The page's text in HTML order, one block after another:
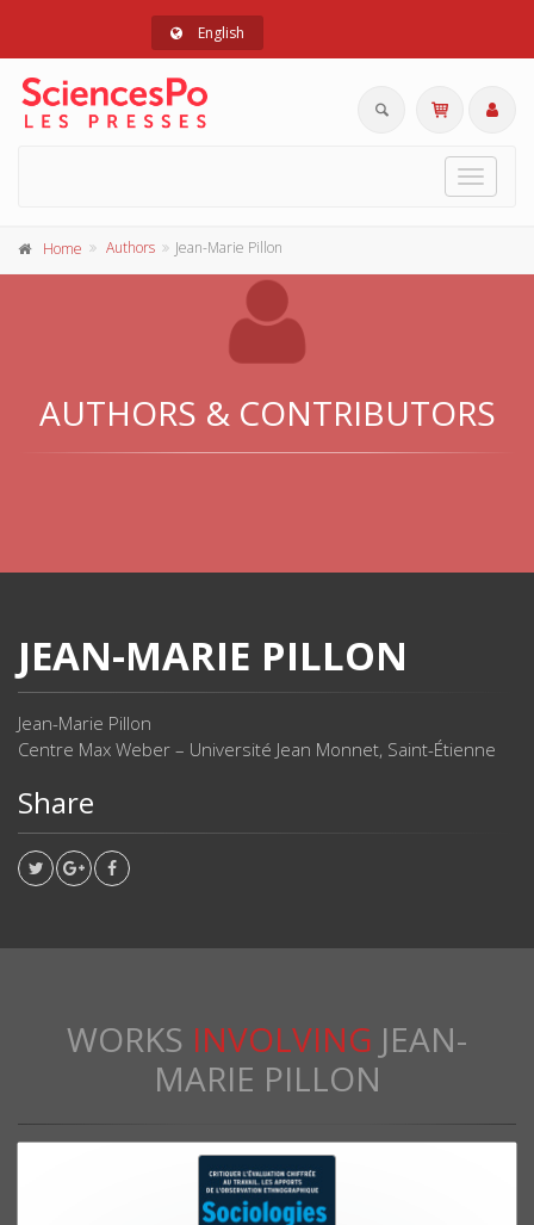
English
Toggle
Home Authors Jean-Marie Pillon
AUTHORS & CONTRIBUTORS
JEAN-MARIE PILLON
Jean-Marie Pillon
Centre Max Weber – Université Jean Monnet, Saint-Étienne
Share
WORKS INVOLVING JEAN-
MARIE PILLON